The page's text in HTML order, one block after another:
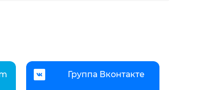
Группа Вконтакте